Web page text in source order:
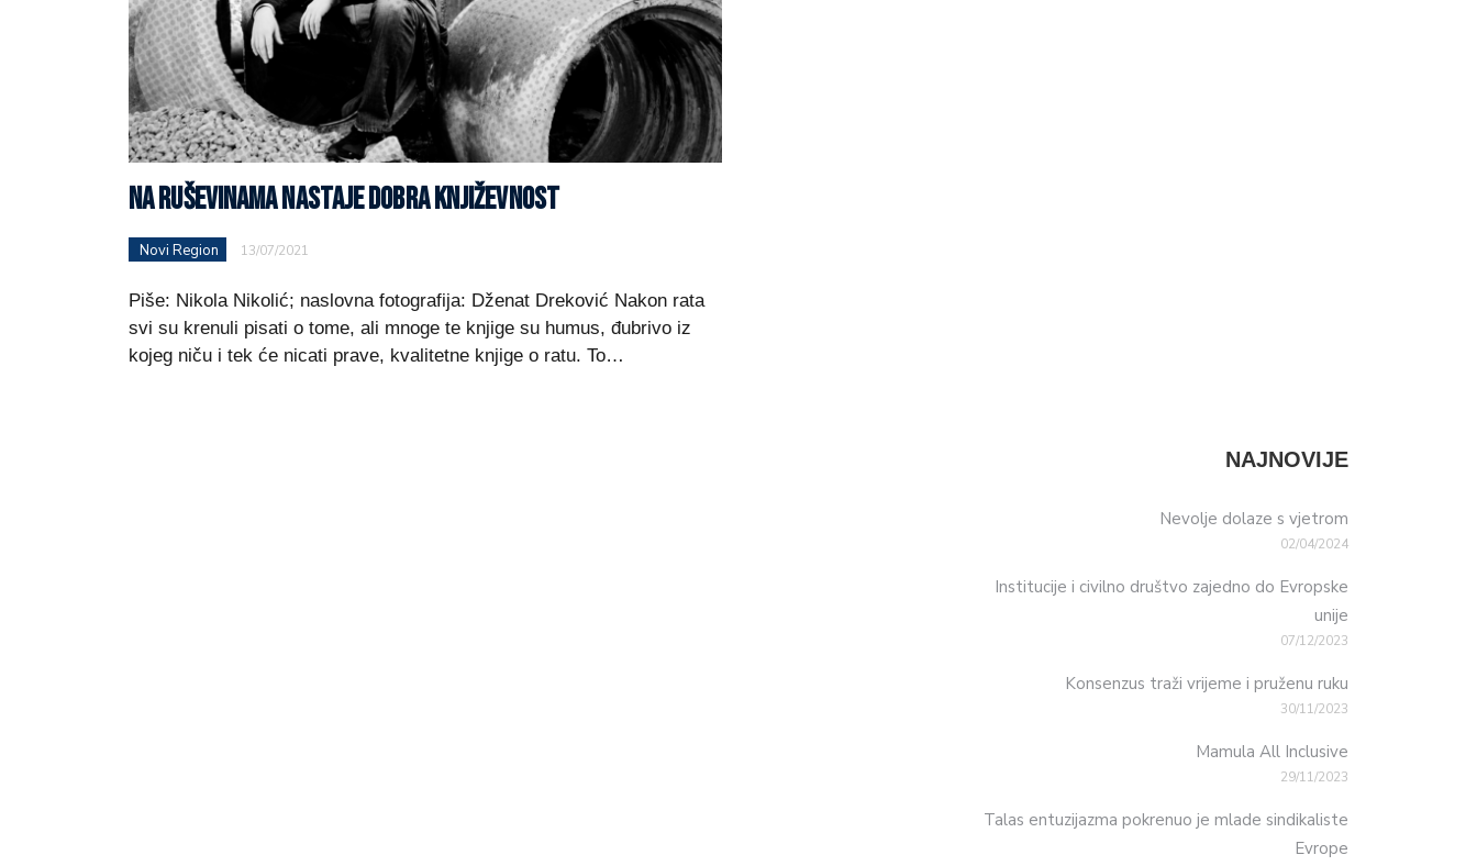
NA RUŠEVINAMA NASTAJE DOBRA KNJIŽEVNOST
Novi Region 13/07/2021
Piše: Nikola Nikolić; naslovna fotografija: Dženat Dreković Nakon rata
svi su krenuli pisati o tome, ali mnoge te knjige su humus, đubrivo iz
kojeg niču i tek će nicati prave, kvalitetne knjige o ratu. To…
NAJNOVIJE
Nevolje dolaze s vjetrom
02/04/2024
Institucije i civilno društvo zajedno do Evropske
unije
07/12/2023
Konsenzus traži vrijeme i pruženu ruku
30/11/2023
Mamula All Inclusive
29/11/2023
Talas entuzijazma pokrenuo je mlade sindikaliste
Evrope